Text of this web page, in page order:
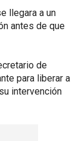
llegara a un
antes de que
de
para liberar a
intervención